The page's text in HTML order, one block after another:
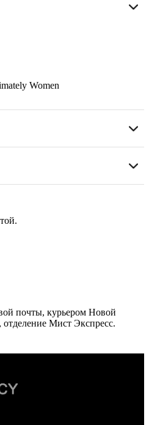
Women
почты, курьером Новой
Мист Экспресс.